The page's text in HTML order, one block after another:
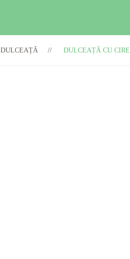
DULCEAȚĂ DULCEAȚĂ CU